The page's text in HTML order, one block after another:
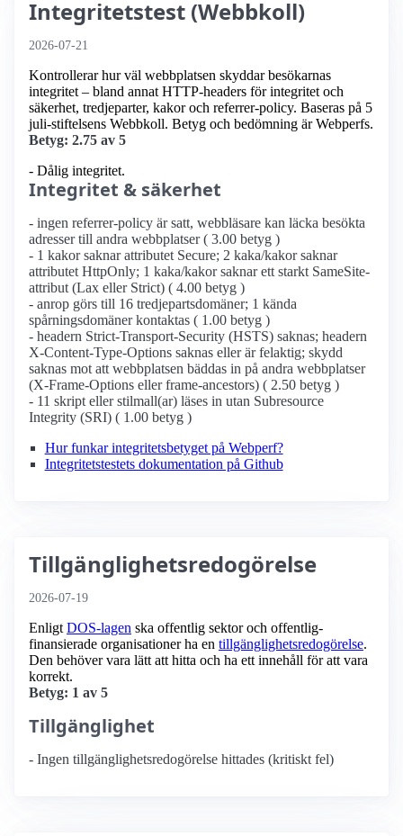
Integritetstest (Webbkoll)
2026-07-21
Kontrollerar hur väl webbplatsen skyddar besökarnas
integritet – bland annat HTTP-headers för integritet och
säkerhet, tredjeparter, kakor och referrer-policy. Baseras på 5
juli-stiftelsens Webbkoll. Betyg och bedömning är Webperfs.
Betyg: 2.75 av 5
- Dålig integritet.
Integritet & säkerhet
- ingen referrer-policy är satt, webbläsare kan läcka besökta
adresser till andra webbplatser ( 3.00 betyg )
- 1 kakor saknar attributet Secure; 2 kaka/kakor saknar
attributet HttpOnly; 1 kaka/kakor saknar ett starkt SameSite-
attribut (Lax eller Strict) ( 4.00 betyg )
- anrop görs till 16 tredjepartsdomäner; 1 kända
spårningsdomäner kontaktas ( 1.00 betyg )
- headern Strict-Transport-Security (HSTS) saknas; headern
X-Content-Type-Options saknas eller är felaktig; skydd
saknas mot att webbplatsen bäddas in på andra webbplatser
(X-Frame-Options eller frame-ancestors) ( 2.50 betyg )
- 11 skript eller stilmall(ar) läses in utan Subresource
Integrity (SRI) ( 1.00 betyg )
Hur funkar integritetsbetyget på Webperf?
Integritetstestets dokumentation på Github
Tillgänglighetsredogörelse
2026-07-19
Enligt DOS-lagen ska offentlig sektor och offentlig­
finansierade organisationer ha en tillgänglighets­redogörelse.
Den behöver vara lätt att hitta och ha ett innehåll för att vara
korrekt.
Betyg: 1 av 5
Tillgänglighet
- Ingen tillgänglighetsredogörelse hittades (kritiskt fel)